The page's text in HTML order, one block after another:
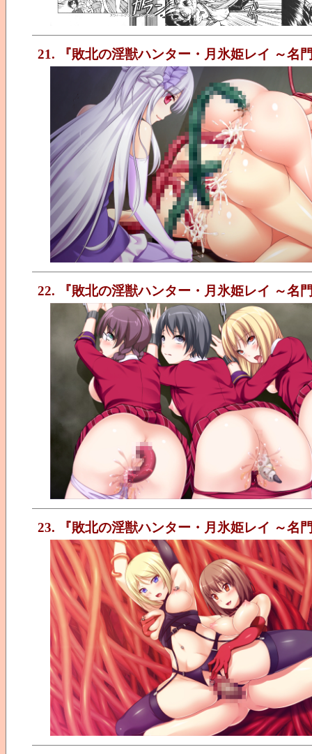
21. 『敗北の淫獣ハンター・月氷姫レイ ～名
22. 『敗北の淫獣ハンター・月氷姫レイ ～名
23. 『敗北の淫獣ハンター・月氷姫レイ ～名